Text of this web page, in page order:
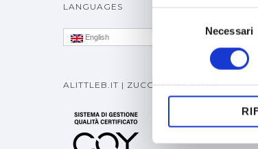
del
consenso
Necessari
LANGUAGES
English
ALITTLEB.IT | ZUCCHETTI GROUP